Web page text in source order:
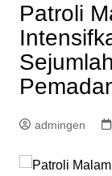
Patroli
admingen